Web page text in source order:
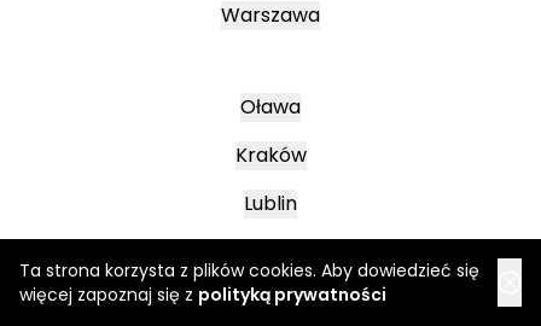
Ta strona korzysta z plików cookies. Aby dowiedzieć się
więcej zapoznaj się z polityką prywatności
Warszawa
Oława
Kraków
Lublin
Mielec